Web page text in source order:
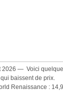
2026 — Voici
baissent de prix.
Renaissance :